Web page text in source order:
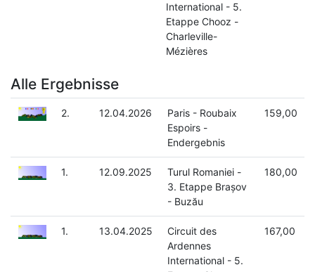
International - 5.
Etappe Chooz -
Charleville-
Mézières
Alle Ergebnisse
2. 12.04.2026
Paris - Roubaix
Espoirs -
Endergebnis
159,00
1. 12.09.2025
Turul Romaniei -
3. Etappe Brașov
- Buzău
180,00
1. 13.04.2025
Circuit des
Ardennes
International - 5.
167,00